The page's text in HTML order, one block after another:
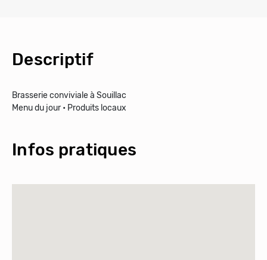
Descriptif
Brasserie conviviale à Souillac
Menu du jour • Produits locaux
Infos pratiques